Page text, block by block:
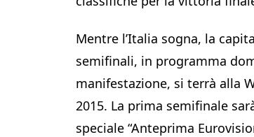
Mentre l’Italia sogna, la
semifinali, in programma
manifestazione, si terrà alla
2015. La prima semifinale
speciale “Anteprima